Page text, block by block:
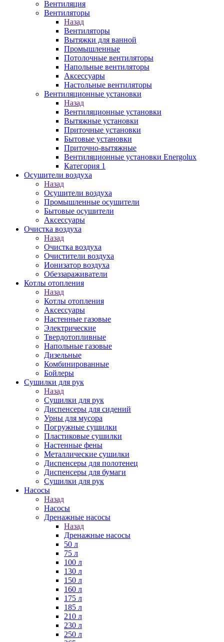
Вентиляция
Вентиляторы
Назад
Вентиляторы
Вытяжки для ванной
Промышленные
Потолочные вентиляторы
Напольные вентиляторы
Аксессуары
Настольные вентиляторы
Вентиляционные установки
Назад
Вентиляционные установки
Вытяжные установки
Приточные установки
Бытовые установки
Приточно-вытяжные
Вентиляционные установки Energolux
Категория 1
Осушители воздуха
Назад
Осушители воздуха
Промышленные осушители
Бытовые осушители
Аксессуары
Очистка воздуха
Назад
Очистка воздуха
Очистители воздуха
Ионизатор воздуха
Обеззараживатели
Котлы отопления
Назад
Котлы отопления
Аксессуары
Настенные газовые
Электрические
Твердотопливные
Напольные газовые
Дизельные
Комбинированные
Бойлеры
Сушилки для рук
Назад
Сушилки для рук
Диспенсеры для сидений
Урны для мусора
Погружные сушилки
Пластиковые сушилки
Настенные фены
Металлические сушилки
Диспенсеры для полотенец
Диспенсеры для бумаги
Сушилки для рук
Насосы
Назад
Насосы
Дренажные насосы
Назад
Дренажные насосы
50 л
75 л
100 л
130 л
150 л
160 л
175 л
185 л
210 л
230 л
250 л